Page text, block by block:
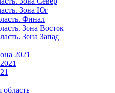
Зона Юг
Финал
Зона Восток
Зона Запад
2021
область